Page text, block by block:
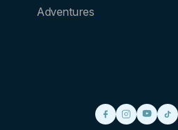
Adventures
Follow me on
Follow